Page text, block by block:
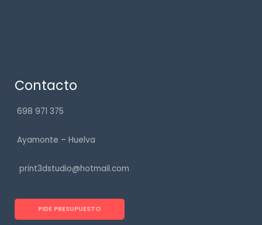
Contacto
698 971 375
Ayamonte – Huelva
print3dstudio@hotmail.com
PIDE PRESUPUESTO